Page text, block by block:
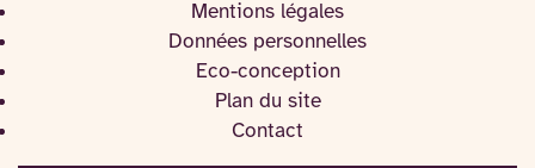
Mentions légales
Données personnelles
Eco-conception
Plan du site
Contact